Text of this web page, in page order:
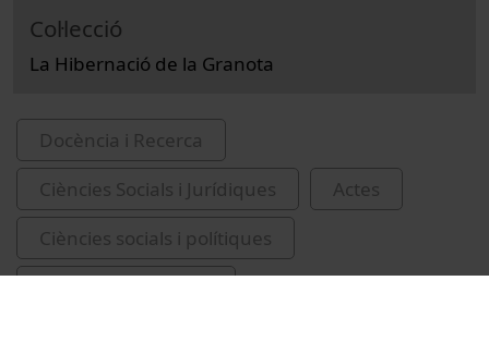
Col·lecció
La Hibernació de la Granota
Docència i Recerca
Ciències Socials i Jurídiques
Actes
Ciències socials i polítiques